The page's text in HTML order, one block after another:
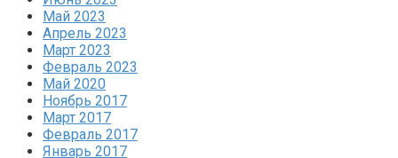
Май 2023
Апрель 2023
Март 2023
Февраль 2023
Май 2020
Ноябрь 2017
Март 2017
Февраль 2017
Январь 2017